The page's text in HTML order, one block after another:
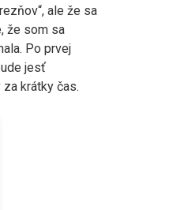
ale že sa
že som sa
Po prvej
jesť
krátky čas.